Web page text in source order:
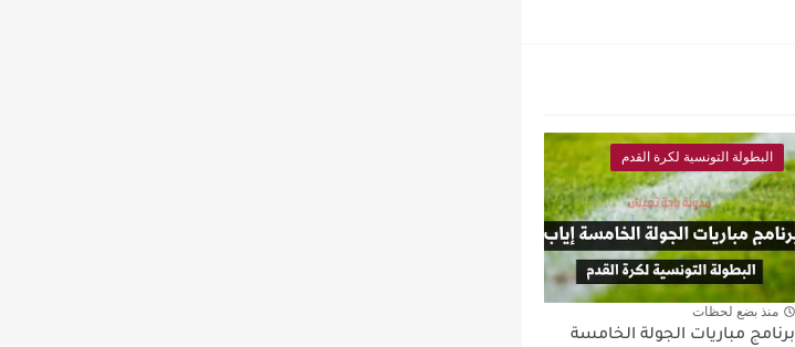
البطولة التونسية لكرة القدم
منذ بضع لحظات
برنامج مباريات الجولة الخامسة